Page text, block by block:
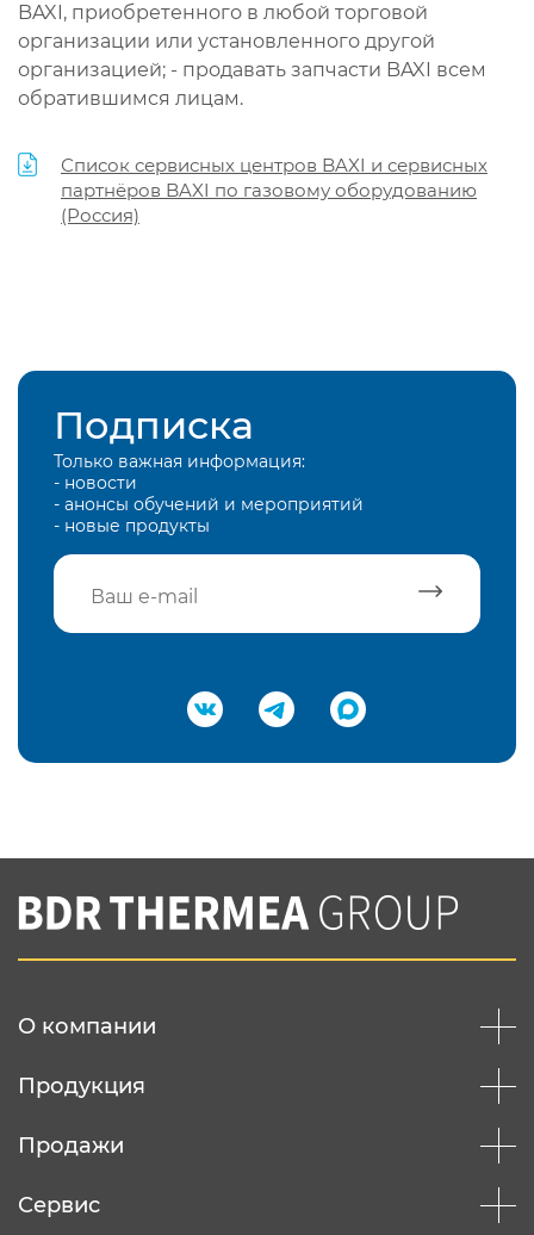
BAXI, приобретенного в любой торговой
организации или установленного другой
организацией; - продавать запчасти BAXI всем
обратившимся лицам.
Список сервисных центров BAXI и сервисных
партнёров BAXI по газовому оборудованию
(Россия)
Подписка
Только важная информация:
- новости
- анонсы обучений и мероприятий
- новые продукты
Подтвердить e-mail
Вы соглашаетесь с нашей политикой
конфеденциальности
О компании
Продукция
Продажи
Сервис